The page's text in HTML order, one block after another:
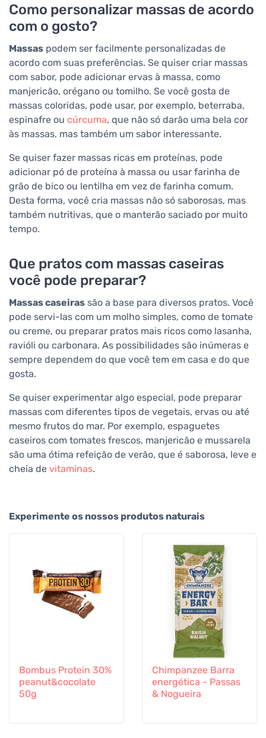
Como personalizar massas de acordo
com o gosto?
Massas podem ser facilmente personalizadas de
acordo com suas preferências. Se quiser criar massas
com sabor, pode adicionar ervas à massa, como
manjericão, orégano ou tomilho. Se você gosta de
massas coloridas, pode usar, por exemplo, beterraba,
espinafre ou cúrcuma, que não só darão uma bela cor
às massas, mas também um sabor interessante.
Se quiser fazer massas ricas em proteínas, pode
adicionar pó de proteína à massa ou usar farinha de
grão de bico ou lentilha em vez de farinha comum.
Desta forma, você cria massas não só saborosas, mas
também nutritivas, que o manterão saciado por muito
tempo.
Que pratos com massas caseiras
você pode preparar?
Massas caseiras são a base para diversos pratos. Você
pode servi-las com um molho simples, como de tomate
ou creme, ou preparar pratos mais ricos como lasanha,
ravióli ou carbonara. As possibilidades são inúmeras e
sempre dependem do que você tem em casa e do que
gosta.
Se quiser experimentar algo especial, pode preparar
massas com diferentes tipos de vegetais, ervas ou até
mesmo frutos do mar. Por exemplo, espaguetes
caseiros com tomates frescos, manjericão e mussarela
são uma ótima refeição de verão, que é saborosa, leve e
cheia de vitaminas.
Experimente os nossos produtos naturais
Bombus Protein 30%
peanut&cocolate
50g
Chimpanzee Barra
energética - Passas
& Nogueira